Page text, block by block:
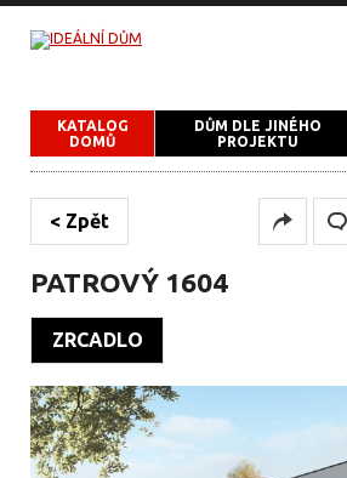
KATALOG
DOMŮ
DŮM DLE JINÉHO
PROJEKTU
< Zpět
PATROVÝ 1604
ZRCADLO